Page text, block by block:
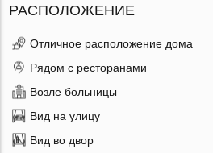
РАСПОЛОЖЕНИЕ
Отличное расположение дома
Рядом с ресторанами
Возле больницы
Вид на улицу
Вид во двор